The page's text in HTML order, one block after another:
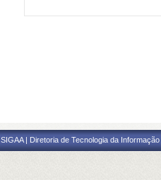
SIGAA | Diretoria de Tecnologia da